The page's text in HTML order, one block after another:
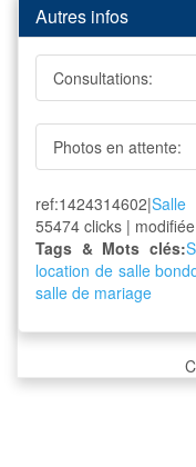
Autres infos
Consultations:
Photos en attente:
ref:1424314602|Salle
55474 clicks |
Tags & Mots clés:
location de salle
salle de mariage